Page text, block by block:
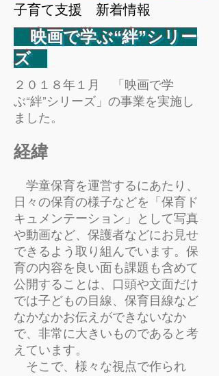
​子育て支援 新着情報
映画で学ぶ“絆”シリー
ズ
２０１８年１月 「映画で学
ぶ“絆”シリーズ」の事業を実施し
ました。
経緯
​ 学童保育を運営するにあたり、
日々の保育の様子などを「保育ド
キュメンテーション」として写真
や動画など、保護者などにお見せ
できるよう取り組んでいます。保
育の内容を良い面も課題も含めて
公開することは、口頭や文面だけ
では子どもの目線、保育目線など
なかなかお伝えができないなか
で、非常に大きいものであると考
えています。
そこで、様々な視点で作られ